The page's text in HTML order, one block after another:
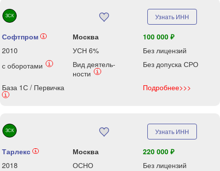
ЗСК Узнать ИНН
Софтпром i Москва
100 000 ₽
2010
УСН 6%
Без лицензий
с оборотами
i
Вид деятель-
ности
i
Без допуска СРО
База 1С / Первичка
i
Подробнее>>>
ЗСК Узнать ИНН
Тарлекс i Москва
220 000 ₽
2018
ОСНО
Без лицензий